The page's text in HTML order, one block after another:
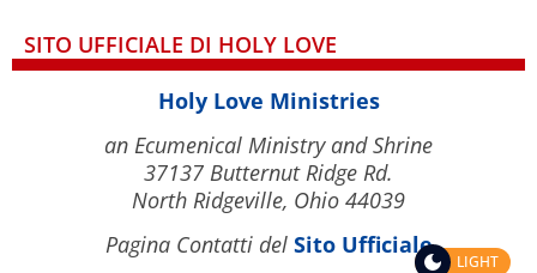
SITO UFFICIALE DI HOLY LOVE
Holy Love Ministries
an Ecumenical Ministry and Shrine
37137 Butternut Ridge Rd.
North Ridgeville, Ohio 44039
Pagina Contatti del Sito Ufficiale
LIGHT